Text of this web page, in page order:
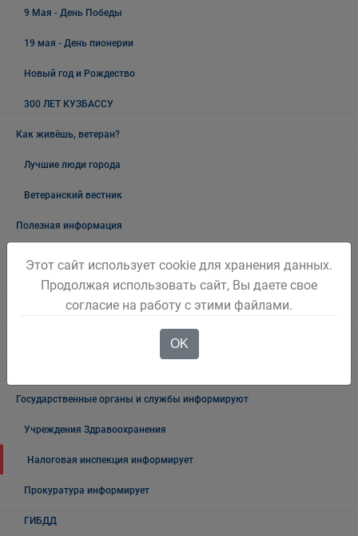
9 Мая - День Победы
19 мая - День пионерии
Новый год и Рождество
300 ЛЕТ КУЗБАССУ
Как живёшь, ветеран?
Лучшие люди города
Ветеранский вестник
Полезная информация
Беловского городского округа
Объявления
Государственные органы и службы информируют
Учреждения Здравоохранения
Налоговая инспекция информирует
Прокуратура информирует
ГИБДД
Этот сайт использует cookie для хранения данных.
Продолжая использовать сайт, Вы даете свое
согласие на работу с этими файлами.
OK